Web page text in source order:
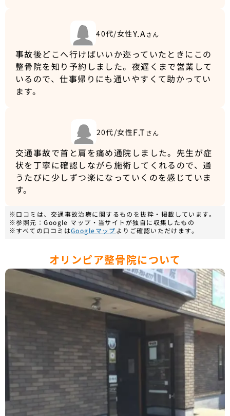
40代/女性Y.Aさん
事故後どこへ行けばいいか迩っていたときにこの
整骨院を知り予約しました。夜遅くまで営業して
いるので、仕事帰りにも通いやすくて助かってい
ます。
20代/女性F.T さん
交通事故で首と肩を痛め通院しました。先生が症
状を丁寧に確認しながら施術してくれるので、通
うたびに少しずつ楽になっていくのを感じていま
す。
※口コミは、交通事故治療に関するものを抜粋・掲載しています。
※参照元：Google マップ・当サイトが独自に収集したもの
※すべての口コミはGoogleマップよりご確認いただけます。
オリンピア整骨院について